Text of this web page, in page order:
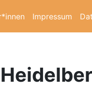
Impressum